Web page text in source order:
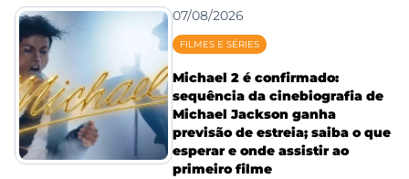
07/08/2026
FILMES E SÉRIES
Michael 2 é confirmado:
sequência da cinebiografia de
Michael Jackson ganha
previsão de estreia; saiba o que
esperar e onde assistir ao
primeiro filme